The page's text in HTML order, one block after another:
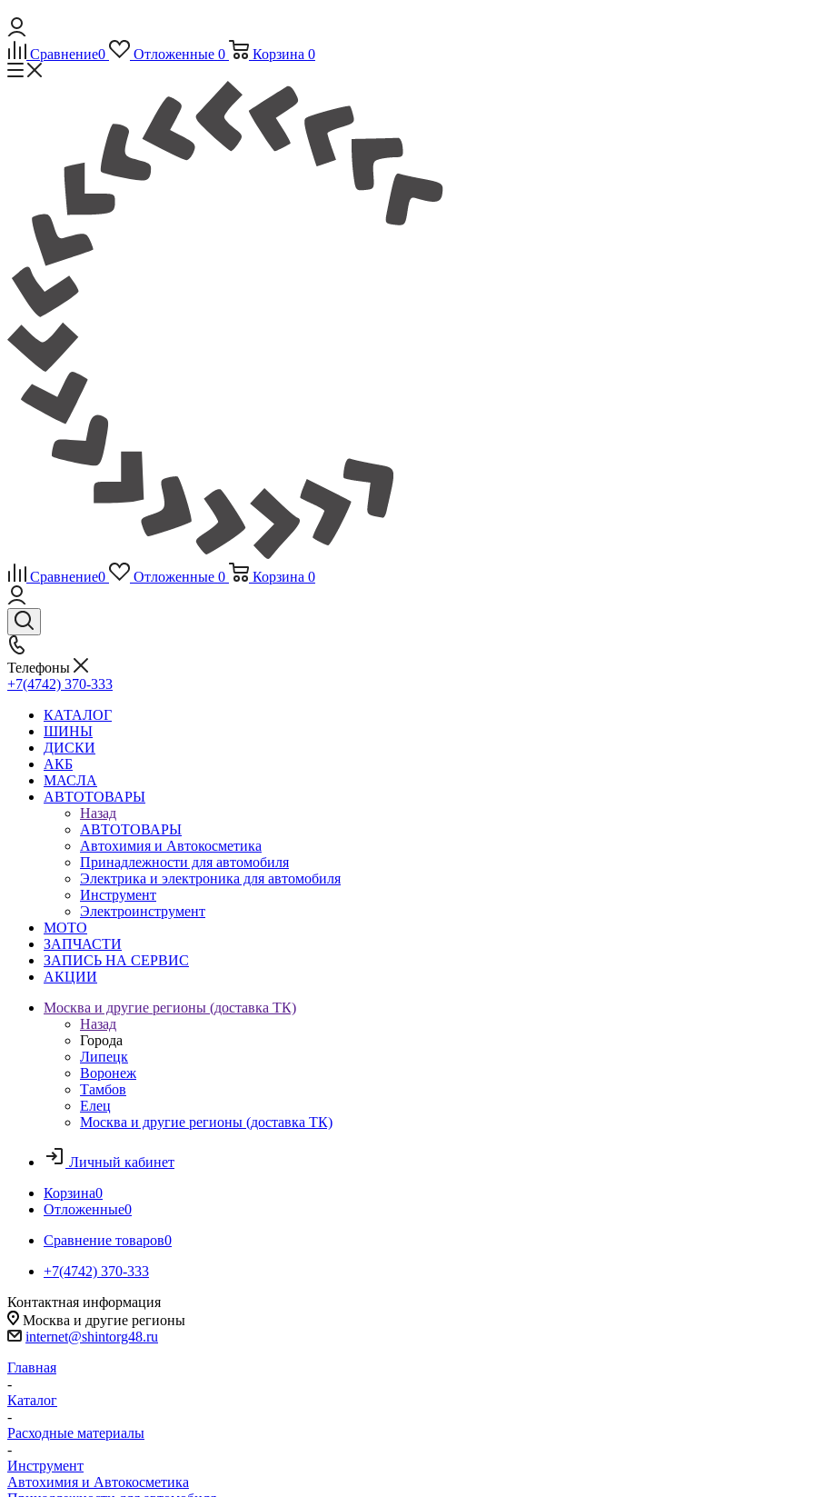
Сравнение0 Отложенные 0 Корзина 0
Сравнение0 Отложенные 0 Корзина 0
Телефоны
+7(4742) 370-333
КАТАЛОГ
ШИНЫ
ДИСКИ
АКБ
МАСЛА
АВТОТОВАРЫ
Назад
АВТОТОВАРЫ
Автохимия и Автокосметика
Принадлежности для автомобиля
Электрика и электроника для автомобиля
Инструмент
Электроинструмент
МОТО
ЗАПЧАСТИ
ЗАПИСЬ НА СЕРВИС
АКЦИИ
Москва и другие регионы (доставка ТК)
Назад
Города
Липецк
Воронеж
Тамбов
Елец
Москва и другие регионы (доставка ТК)
Личный кабинет
Корзина0
Отложенные0
Сравнение товаров0
+7(4742) 370-333
Контактная информация
Москва и другие регионы
internet@shintorg48.ru
Главная
-
Каталог
-
Расходные материалы
-
Инструмент
Автохимия и Автокосметика